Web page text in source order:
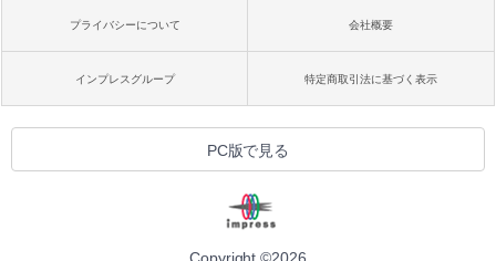
プライバシーについて 会社概要
インプレスグループ 特定商取引法に基づく表示
PC版で見る